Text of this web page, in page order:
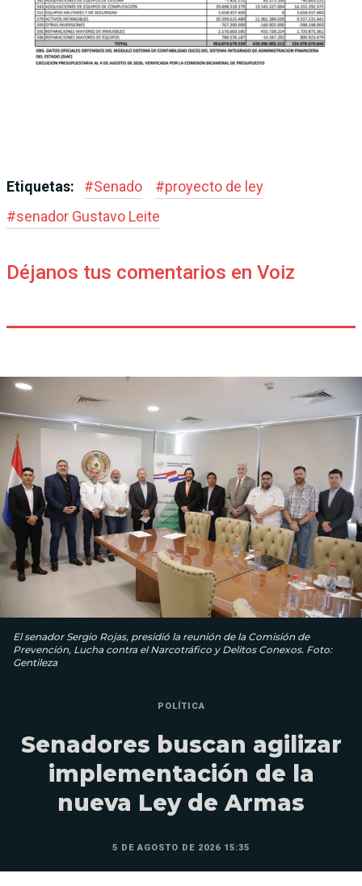
Etiquetas: #Senado #proyecto de ley
#senador Gustavo Leite
Déjanos tus comentarios en Voiz
El senador Sergio Rojas, presidió la reunión de la Comisión de
Prevención, Lucha contra el Narcotráfico y Delitos Conexos. Foto:
Gentileza
POLÍTICA
Senadores buscan agilizar
implementación de la
nueva Ley de Armas
5 DE AGOSTO DE 2026 15:35